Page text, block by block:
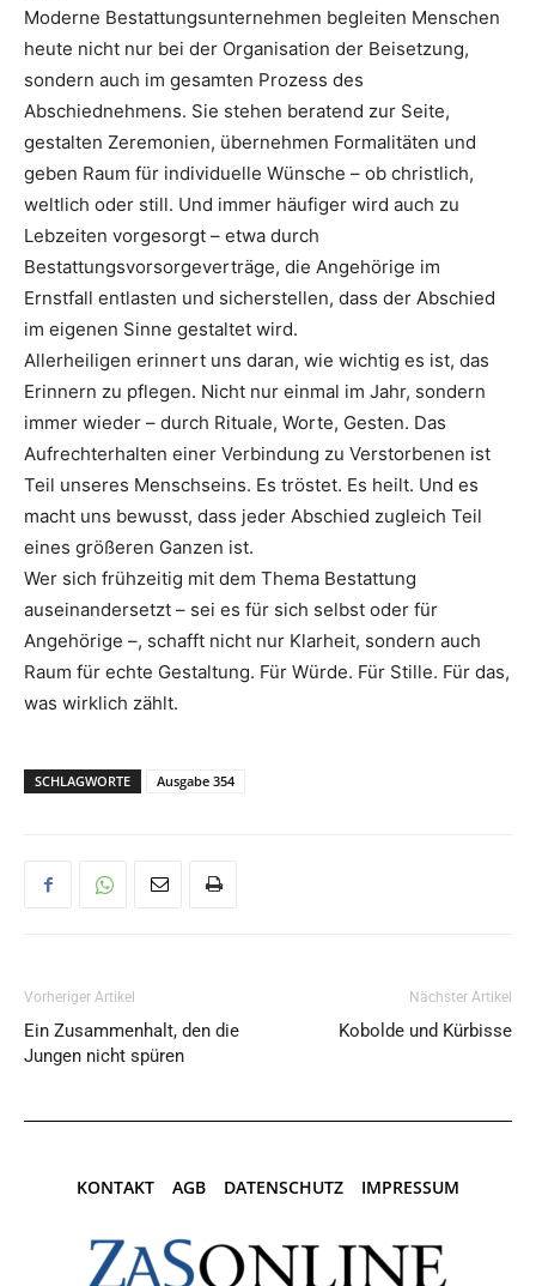
Moderne Bestattungsunternehmen begleiten Menschen
heute nicht nur bei der Organisation der Beisetzung,
sondern auch im gesamten Prozess des
Abschiednehmens. Sie stehen beratend zur Seite,
gestalten Zeremonien, übernehmen Formalitäten und
geben Raum für individuelle Wünsche – ob christlich,
weltlich oder still. Und immer häufiger wird auch zu
Lebzeiten vorgesorgt – etwa durch
Bestattungsvorsorgeverträge, die Angehörige im
Ernstfall entlasten und sicherstellen, dass der Abschied
im eigenen Sinne gestaltet wird.
Allerheiligen erinnert uns daran, wie wichtig es ist, das
Erinnern zu pflegen. Nicht nur einmal im Jahr, sondern
immer wieder – durch Rituale, Worte, Gesten. Das
Aufrechterhalten einer Verbindung zu Verstorbenen ist
Teil unseres Menschseins. Es tröstet. Es heilt. Und es
macht uns bewusst, dass jeder Abschied zugleich Teil
eines größeren Ganzen ist.
Wer sich frühzeitig mit dem Thema Bestattung
auseinandersetzt – sei es für sich selbst oder für
Angehörige –, schafft nicht nur Klarheit, sondern auch
Raum für echte Gestaltung. Für Würde. Für Stille. Für das,
was wirklich zählt.
SCHLAGWORTE Ausgabe 354
Vorheriger Artikel
Ein Zusammenhalt, den die
Jungen nicht spüren
Nächster Artikel
Kobolde und Kürbisse
KONTAKT AGB DATENSCHUTZ IMPRESSUM